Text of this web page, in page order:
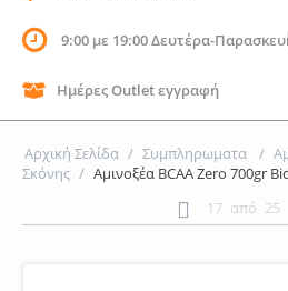
9:00 με 19:00 Δευτέρα-
Ημέρες Outlet εγγραφή
Αρχική Σελίδα / Συμπληρωματα /
Σκόνης / Αμινοξέα BCAA Zero 700gr
17 από 25